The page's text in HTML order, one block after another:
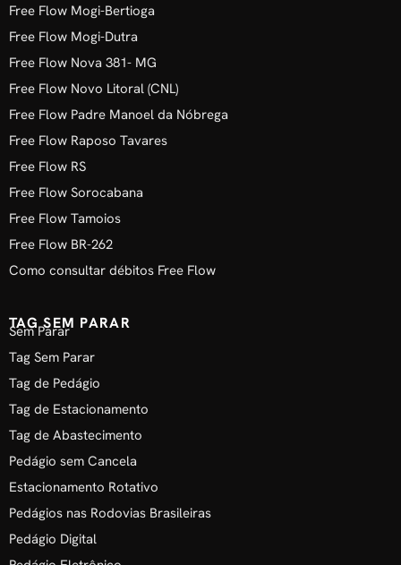
Free Flow Mogi-Bertioga
Free Flow Mogi-Dutra
Free Flow Nova 381- MG
Free Flow Novo Litoral (CNL)
Free Flow Padre Manoel da Nóbrega
Free Flow Raposo Tavares
Free Flow RS
Free Flow Sorocabana
Free Flow Tamoios
Free Flow BR-262
Como consultar débitos Free Flow
TAG SEM PARAR
Sem Parar
Tag Sem Parar
Tag de Pedágio
Tag de Estacionamento
Tag de Abastecimento
Pedágio sem Cancela
Estacionamento Rotativo
Pedágios nas Rodovias Brasileiras
Pedágio Digital